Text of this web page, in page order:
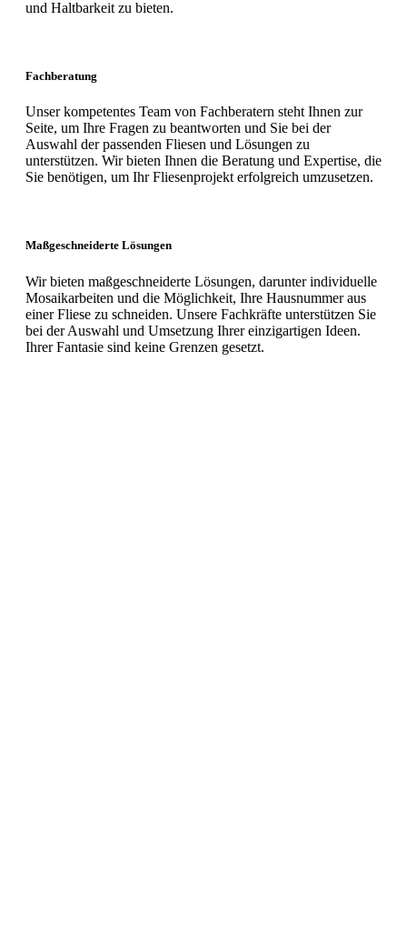
und Haltbarkeit zu bieten.
Fachberatung
Unser kompetentes Team von Fachberatern steht Ihnen zur
Seite, um Ihre Fragen zu beantworten und Sie bei der
Auswahl der passenden Fliesen und Lösungen zu
unterstützen. Wir bieten Ihnen die Beratung und Expertise, die
Sie benötigen, um Ihr Fliesenprojekt erfolgreich umzusetzen.
Maßgeschneiderte Lösungen
Wir bieten maßgeschneiderte Lösungen, darunter individuelle
Mosaikarbeiten und die Möglichkeit, Ihre Hausnummer aus
einer Fliese zu schneiden. Unsere Fachkräfte unterstützen Sie
bei der Auswahl und Umsetzung Ihrer einzigartigen Ideen.
Ihrer Fantasie sind keine Grenzen gesetzt.